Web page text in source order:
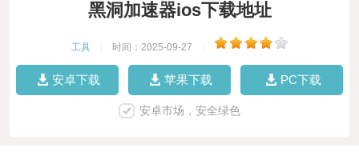
黑洞加速器ios下载地址
工具 时间：2025-09-27
安卓下载 苹果下载 PC下载
安卓市场，安全绿色